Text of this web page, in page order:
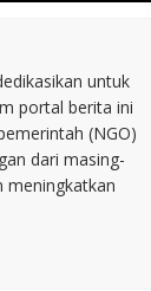
untuk
portal berita ini
(NGO)
dari masing-
meningkatkan